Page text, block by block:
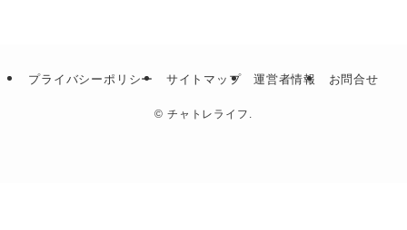
プライバシーポリシー サイトマップ 運営者情報 お問合せ
© チャトレライフ.